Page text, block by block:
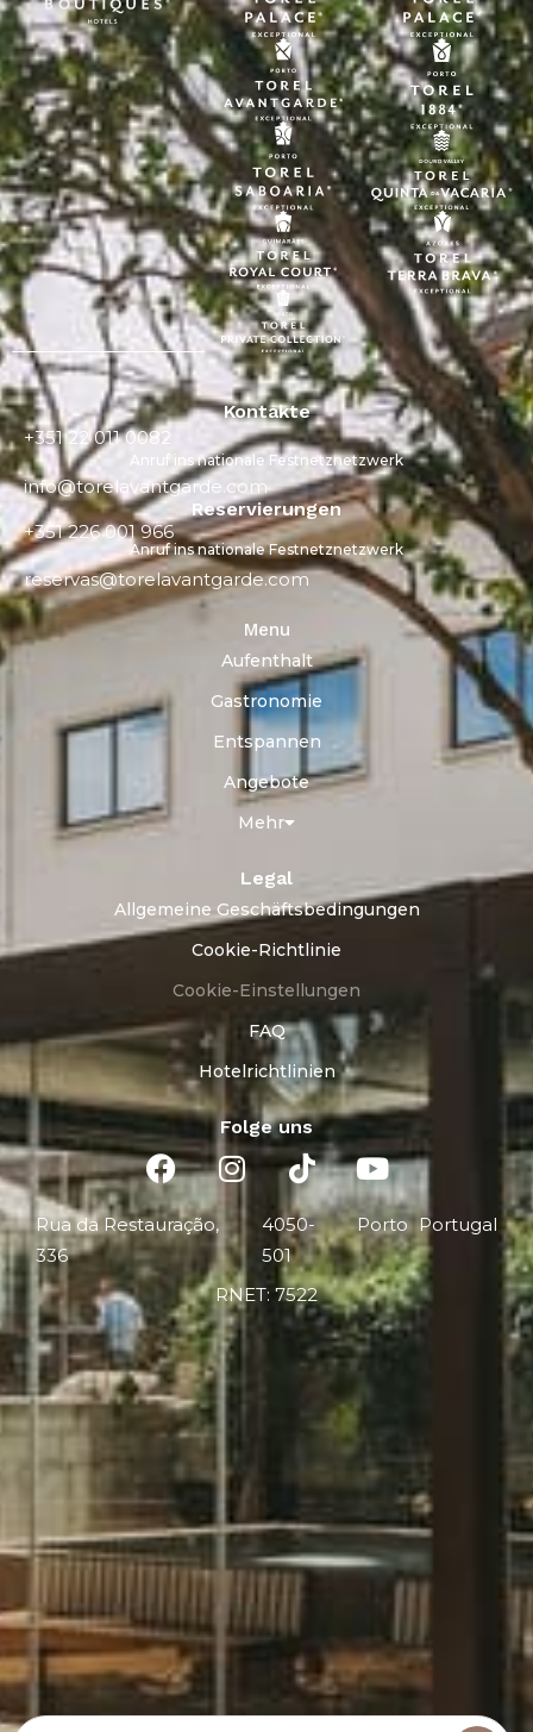
Kontakte
+351 22 011 0082
Anruf ins nationale Festnetznetzwerk
info@torelavantgarde.com
Reservierungen
+351 226 001 966
Anruf ins nationale Festnetznetzwerk
reservas@torelavantgarde.com
Menu
Aufenthalt
Gastronomie
Entspannen
Angebote
Mehr
Legal
Allgemeine Geschäftsbedingungen
Cookie-Richtlinie
Cookie-Einstellungen
FAQ
Hotelrichtlinien
Folge uns
Rua da Restauração,
336
4050-
501
Porto Portugal
RNET: 7522